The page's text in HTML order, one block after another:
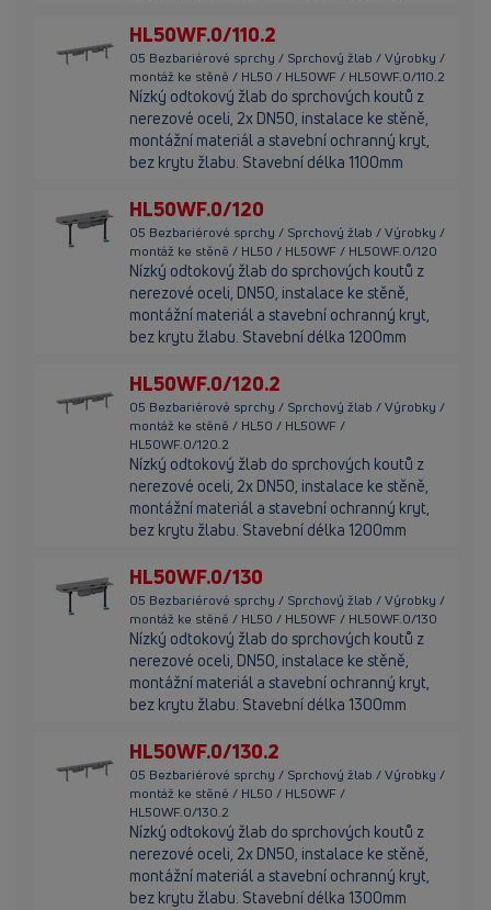
HL50WF.0/110.2
05 Bezbariérové sprchy / Sprchový žlab / Výrobky /
montáž ke stěně / HL50 / HL50WF / HL50WF.0/110.2
Nízký odtokový žlab do sprchových koutů z
nerezové oceli, 2x DN50, instalace ke stěně,
montážní materiál a stavební ochranný kryt,
bez krytu žlabu. Stavební délka 1100mm
HL50WF.0/120
05 Bezbariérové sprchy / Sprchový žlab / Výrobky /
montáž ke stěně / HL50 / HL50WF / HL50WF.0/120
Nízký odtokový žlab do sprchových koutů z
nerezové oceli, DN50, instalace ke stěně,
montážní materiál a stavební ochranný kryt,
bez krytu žlabu. Stavební délka 1200mm
HL50WF.0/120.2
05 Bezbariérové sprchy / Sprchový žlab / Výrobky /
montáž ke stěně / HL50 / HL50WF /
HL50WF.0/120.2
Nízký odtokový žlab do sprchových koutů z
nerezové oceli, 2x DN50, instalace ke stěně,
montážní materiál a stavební ochranný kryt,
bez krytu žlabu. Stavební délka 1200mm
HL50WF.0/130
05 Bezbariérové sprchy / Sprchový žlab / Výrobky /
montáž ke stěně / HL50 / HL50WF / HL50WF.0/130
Nízký odtokový žlab do sprchových koutů z
nerezové oceli, DN50, instalace ke stěně,
montážní materiál a stavební ochranný kryt,
bez krytu žlabu. Stavební délka 1300mm
HL50WF.0/130.2
05 Bezbariérové sprchy / Sprchový žlab / Výrobky /
montáž ke stěně / HL50 / HL50WF /
HL50WF.0/130.2
Nízký odtokový žlab do sprchových koutů z
nerezové oceli, 2x DN50, instalace ke stěně,
montážní materiál a stavební ochranný kryt,
bez krytu žlabu. Stavební délka 1300mm